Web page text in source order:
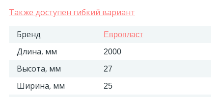
Также доступен гибкий вариант
Бренд Европласт
Длина, мм 2000
Высота, мм 27
Ширина, мм 25